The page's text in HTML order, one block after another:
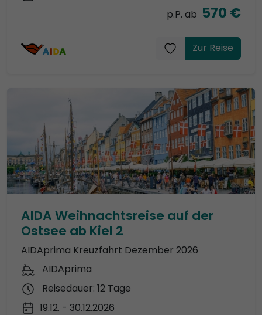
p.P. ab 570 €
Zur Reise
AIDA Weihnachtsreise auf der
Ostsee ab Kiel 2
AIDAprima Kreuzfahrt Dezember 2026
AIDAprima
Reisedauer: 12 Tage
19.12. - 30.12.2026